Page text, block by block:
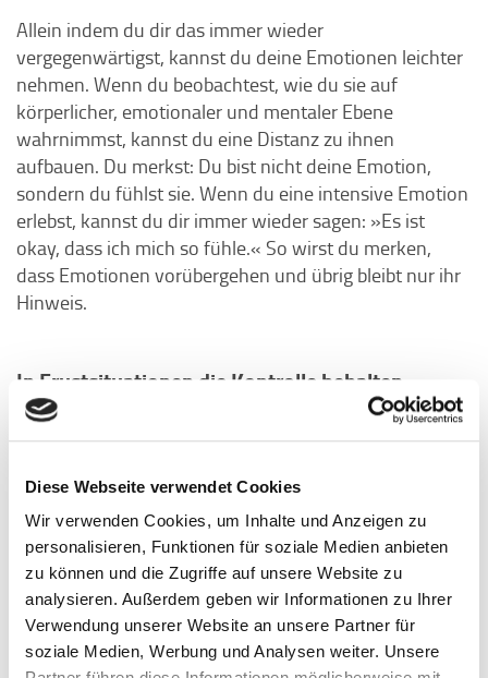
Diese Webseite verwendet Cookies
Wir verwenden Cookies, um Inhalte und Anzeigen zu
personalisieren, Funktionen für soziale Medien anbieten
zu können und die Zugriffe auf unsere Website zu
analysieren. Außerdem geben wir Informationen zu Ihrer
Verwendung unserer Website an unsere Partner für
soziale Medien, Werbung und Analysen weiter. Unsere
Allein indem du dir das immer wieder
vergegenwärtigst, kannst du deine Emotionen leichter
nehmen. Wenn du beobachtest, wie du sie auf
körperlicher, emotionaler und mentaler Ebene
wahrnimmst, kannst du eine Distanz zu ihnen
aufbauen. Du merkst: Du bist nicht deine Emotion,
sondern du fühlst sie. Wenn du eine intensive Emotion
erlebst, kannst du dir immer wieder sagen: »Es ist
okay, dass ich mich so fühle.« So wirst du merken,
dass Emotionen vorübergehen und übrig bleibt nur ihr
Hinweis.
In Frustsituationen die Kontrolle behalten
Indem du lernst, Frustration als Lernmöglichkeit
Positives abgewinnen. Eine frustrierende Situation
Bewältigungsmethoden zu erlernen. Hier zeige ich dir,
wie du vorgehen kannst:
Du kennst sicherlich Situationen, in denen du das
Gefühl hast, dass die Lösung des Problems außerhalb
deiner Kontrolle liegt. In solchen Situationen ist es